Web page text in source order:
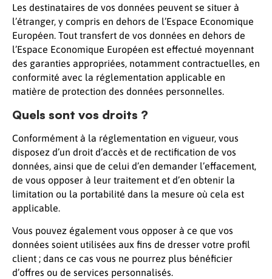
Les destinataires de vos données peuvent se situer à
l’étranger, y compris en dehors de l’Espace Economique
Européen. Tout transfert de vos données en dehors de
l’Espace Economique Européen est effectué moyennant
des garanties appropriées, notamment contractuelles, en
conformité avec la réglementation applicable en
matière de protection des données personnelles.
Quels sont vos droits ?
Conformément à la réglementation en vigueur, vous
disposez d’un droit d’accès et de rectification de vos
données, ainsi que de celui d’en demander l’effacement,
de vous opposer à leur traitement et d’en obtenir la
limitation ou la portabilité dans la mesure où cela est
applicable.
Vous pouvez également vous opposer à ce que vos
données soient utilisées aux fins de dresser votre profil
client ; dans ce cas vous ne pourrez plus bénéficier
d’offres ou de services personnalisés.